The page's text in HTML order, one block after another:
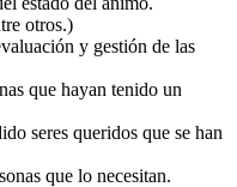
otros.)
y gestión de las
que hayan tenido un
seres queridos que se han
que lo necesitan.